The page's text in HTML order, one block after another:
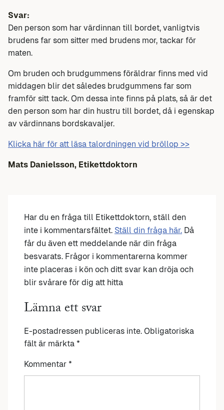
Svar:
Den person som har värdinnan till bordet, vanligtvis
brudens far som sitter med brudens mor, tackar för
maten.
Om bruden och brudgummens föräldrar finns med vid
middagen blir det således brudgummens far som
framför sitt tack. Om dessa inte finns på plats, så är det
den person som har din hustru till bordet, då i egenskap
av värdinnans bordskavaljer.
Klicka här för att läsa talordningen vid bröllop >>
Mats Danielsson, Etikettdoktorn
Har du en fråga till Etikettdoktorn, ställ den
inte i kommentarsfältet. Ställ din fråga här. Då
får du även ett meddelande när din fråga
besvarats. Frågor i kommentarerna kommer
inte placeras i kön och ditt svar kan dröja och
blir svårare för dig att hitta
Lämna ett svar
E-postadressen publiceras inte. Obligatoriska
fält är märkta *
Kommentar *